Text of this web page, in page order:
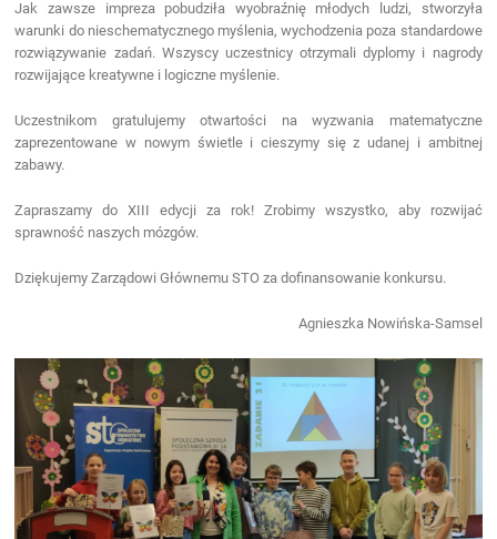
Jak zawsze impreza pobudziła wyobraźnię młodych ludzi, stworzyła
warunki do nieschematycznego myślenia, wychodzenia poza standardowe
rozwiązywanie zadań. Wszyscy uczestnicy otrzymali dyplomy i nagrody
rozwijające kreatywne i logiczne myślenie.
Uczestnikom gratulujemy otwartości na wyzwania matematyczne
zaprezentowane w nowym świetle i cieszymy się z udanej i ambitnej
zabawy.
Zapraszamy do XIII edycji za rok! Zrobimy wszystko, aby rozwijać
sprawność naszych mózgów.
Dziękujemy Zarządowi Głównemu STO za dofinansowanie konkursu.
Agnieszka Nowińska-Samsel